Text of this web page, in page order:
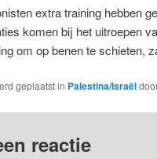
extra training hebben
komen bij het uitroepen
om op benen te schieten,
geplaatst in Palestina/Israël
reactie